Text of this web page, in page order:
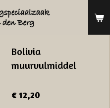
Bolivia
muurvulmiddel
€ 12,20